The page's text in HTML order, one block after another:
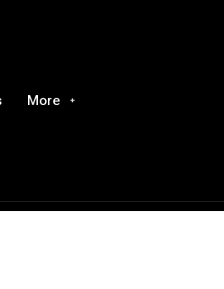
More